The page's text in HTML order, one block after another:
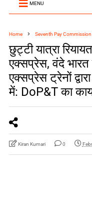
MENU
Home Seventh Pay Commission
छुट्टी यात्रा
एक्सप्रेस, वंदे
एक्सप्रेस ट्रेनों
में: DoP&T का
Kiran Kumari 0